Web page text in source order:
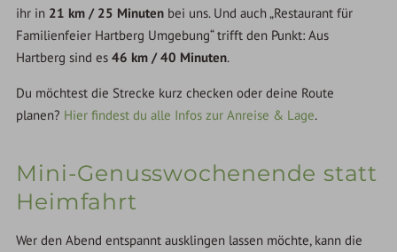
ihr in 21 km / 25 Minuten bei uns. Und auch „Restaurant für
Familienfeier Hartberg Umgebung“ trifft den Punkt: Aus
Hartberg sind es46 km / 40 Minuten.
Du möchtest die Strecke kurz checken oder deine Route
planen? Hier findest du alle Infos zur Anreise & Lage.
Mini-Genusswochenende statt
Heimfahrt
Wer den Abend entspannt ausklingen lassen möchte, kann die